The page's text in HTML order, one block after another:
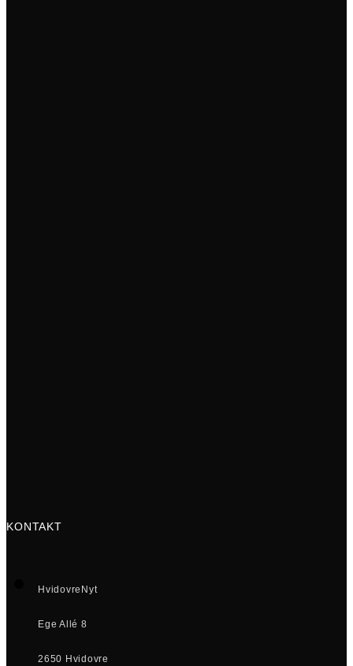
KONTAKT
HvidovreNyt
Ege Allé 8
2650 Hvidovre